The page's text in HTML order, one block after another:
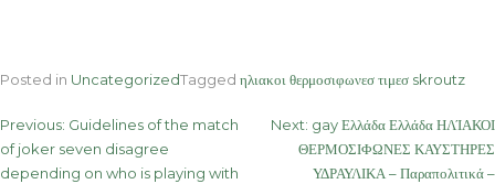
Posted in UncategorizedTagged ηλιακοι θερμοσιφωνεσ τιμεσ skroutz
Post
navigation
Previous: Guidelines of the match
of joker seven disagree
depending on who is playing with
Next: gay Ελλάδα Ελλάδα ΗΛΊΑΚΟΙ
ΘΕΡΜΟΣΙΦΩΝΕΣ ΚΑΥΣΤΗΡΕΣ
ΥΔΡΑΥΛΙΚΑ – Παραπολιτικά –